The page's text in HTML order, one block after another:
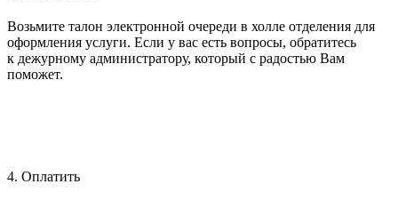
Возьмите талон электронной очереди в холле отделения для
оформления услуги. Если у вас есть вопросы, обратитесь
к дежурному администратору, который с радостью Вам
поможет.
4. Оплатить